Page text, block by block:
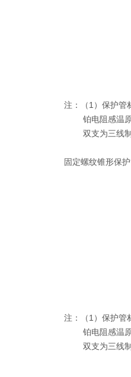
注：（1）保护管
铂电阻感温原
双支为三线制
固定螺纹锥形保
注：（1）保护管
铂电阻感温原
双支为三线制